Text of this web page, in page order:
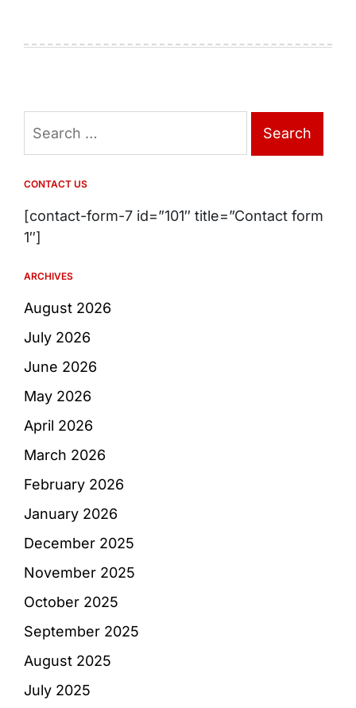
for:
CONTACT US
[contact-form-7 id=”101″ title=”Contact form
1″]
ARCHIVES
August 2026
July 2026
June 2026
May 2026
April 2026
March 2026
February 2026
January 2026
December 2025
November 2025
October 2025
September 2025
August 2025
July 2025